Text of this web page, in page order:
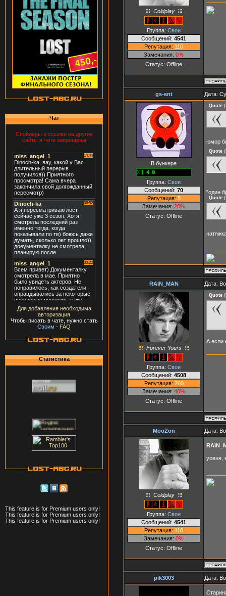
Чат
Спойлеры и ссылки на другие
сайты в чате запрещены
Для добавления необходима
авторизация
Чтобы писать в чате, нужно стать
Своим - FAQ
Статистика
This feature is for Premium users only!
This feature is for Premium users only!
This feature is for Premium users only!
Coldplay
Группа: Свои
Сообщений: 4541
Репутация: 110
Замечания: 0%
Статус: Offline
gs-ent Дата:
В бункере
Группа: Свои
Сообщений: 70
Репутация: 5
Замечания: 20%
Статус: Offline
Quote (
юмор
Quote (
"один
Quote (
RAIN_MAN Дата:
Forever Yours
Группа: Свои
Сообщений: 4508
Репутация: 260
Замечания: 40%
Статус: Offline
Quote (
А если
MooZon Дата:
Coldplay
Группа: Свои
Сообщений: 4541
Репутация: 110
Замечания: 0%
Статус: Offline
уовня,
pik3003 Дата: